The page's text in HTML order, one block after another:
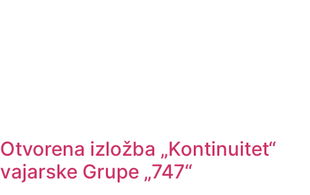
Otvorena izložba „Kontinuitet“
vajarske Grupe „747“